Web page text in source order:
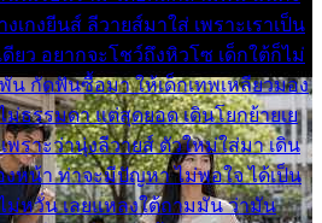
เกงยีนส์ ลีวายส์มาใส่ เพราะเราเป็น
ดียว อยากจะโชว์ถึงหิวโซ เด็กใต้ก็ไม่
น กัดฟันซื้อมา ให้เด็กเทพเหลียวมอง
ม่ธรรมดา แต่สุดยอด เดินโยกย้ายเย
พราะว่านุ่งลีวายส์ ตัวใหม่ใส่มา เดิน
หน้า ท่าจะมีปัญหา ไม่พอใจ ได้เป็น
ม่หวั่น เลยแหลงใต้ถามมัน ว่ามัน